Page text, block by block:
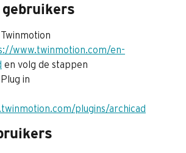
www.twinmotion.com/en-
en volg de stappen
in
plugins/archicad